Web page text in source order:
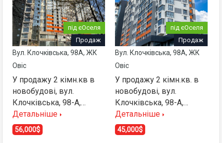
під єОселя
Продаж
Вул. Клочківська, 98А, ЖК
Овіс
У продажу 2 кімн.кв в
новобудові, вул.
Клочківська, 98-А,…
Детальніше
56,000$
під єОселя
Продаж
Вул. Клочківська, 98А, ЖК
Овіс
У продажу 2 кімн.кв. в
новобудові, вул.
Клочківська, 98-А,…
Детальніше
45,000$